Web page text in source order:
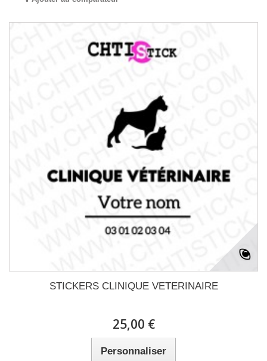
STICKERS CLINIQUE VETERINAIRE
25,00 €
Personnaliser